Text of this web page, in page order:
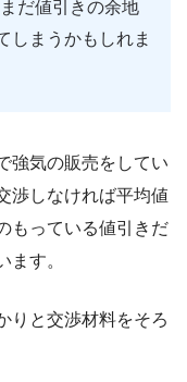
だ値引きの余地
しまうかもしれま
強気の販売をしてい
渉しなければ平均値
もっている値引きだ
ます。
りと交渉材料をそろ